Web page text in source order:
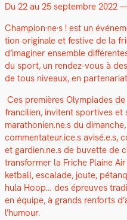
Du 22 au 25 sep­tem­bre 2022
Champion·ne·s ! est un
tion orig­i­nale et fes­tive de la
d’imaginer ensem­ble
du sport, un ren­dez-vous à
de tous niveaux, en
Ces pre­mières Olympiades
fran­cilien, invi­tent sportives et
marathonien.ne.s du
commentateur.ice.s avisé.e.s,
et gardien.ne.s de buvette de
trans­former la Friche Plaine
ket­ball, escalade, joute,
hula Hoop… des épreuves
en équipe, à grands ren­forts
l’humour.